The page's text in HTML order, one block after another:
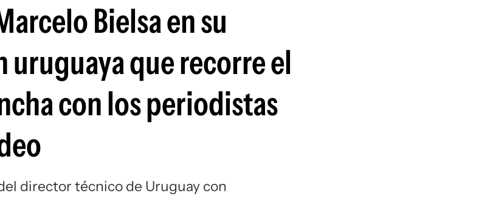
Bielsa en su
uruguaya que recorre el
con los periodistas
director técnico de Uruguay con